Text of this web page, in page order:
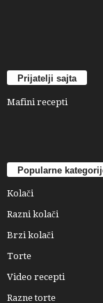
Prijatelji sajta
Mafini recepti
Popularne
Kolači
Razni kolači
Brzi kolači
Torte
Video recepti
Razne torte